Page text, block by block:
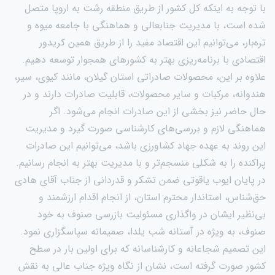
با توجه به اینکه کل کشور از طریق منطقه رشت به اروپا متصل
شده است، با مدیریت جنابعالی و هماهنگی با جامعه میوه و
تره‌بار، می‌توانیم این اقتصاد مفید را از طریق همین کریدور
اقتصادی با برنامه‌ریزی بهتر به کشورهای همجوار توسعه دهیم.
علاوه بر این، محصولات صادراتی استان گیلان، مانند کیوی، سیر،
هندوانه، مرکبات و سایر محصولات، قابلیت صادرات دارند و در
حال حاضر نیز بخشی از این صادرات انجام می‌شود. اگر
هماهنگی لازم و بررسی‌های کارشناسی صورت گیرد و مدیریت
این روند به عهده جهاد کشاورزی باشد، می‌توانیم این صادرات
پراکنده را به شکلی منسجم‌تر و با مدیریت بهتر به انجام رسانیم.
در پایان ایوب یاقوتی ضمن تشکر و قدردانی از جناب آقای هادی
حق‌شناس، استاندار محترم استان، از انجام اقدام ارزشمند و
بی‌نظیر ایشان در واگذاری مسئولیت بازرسی صنوف به خود
صنوف، به ویژه در آستانه شب یلدا، صمیمانه سپاسگزاری نمود.
این تصمیم شجاعانه و کارشناسانه که برای اولین بار در سطح
کشور صورت گرفته است، نشان از نگاه ویژه جناب عالی به نقش